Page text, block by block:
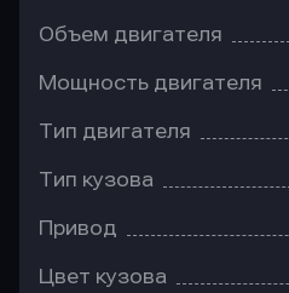
Объем двигателя
Мощность двигателя
Тип двигателя
Тип кузова
Привод
Цвет кузова